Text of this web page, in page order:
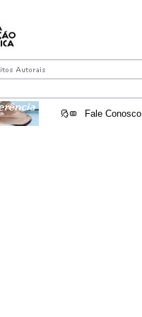
Fale Conosco